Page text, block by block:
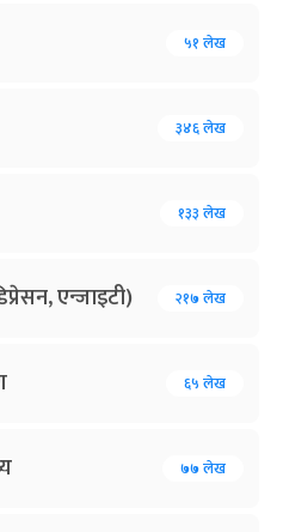
५१ लेख
३४६ लेख
१३३ लेख
एन्जाइटी) २१७ लेख
६५ लेख
७७ लेख